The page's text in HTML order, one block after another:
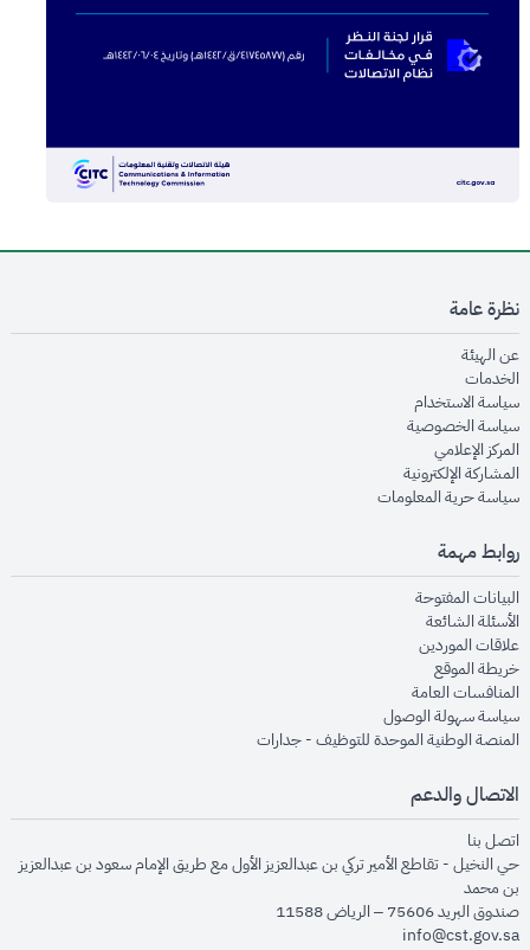
نظرة عامة
عن الهيئةopens in new window
الخدماتopens in new window
سياسة الاستخدام
سياسة الخصوصيةopens in new window
المركز الإعلاميopens in new window
المشاركة الإلكترونيةopens in new window
سياسة حرية المعلوماتopens in new window
روابط مهمة
البيانات المفتوحةopens in new window
الأسئلة الشائعةopens in new window
علاقات الموردينopens in new window
خريطة الموقعopens in new window
المنافسات العامةopens in new window
سياسة سهولة الوصولopens in new window
المنصة الوطنية الموحدة للتوظيف - جداراتopens in new window
الاتصال والدعم
اتصل بنا
حي النخيل - تقاطع الأمير تركي بن عبدالعزيز الأول مع طريق الإمام سعود بن عبدالعزيز
بن محمد
صندوق البريد 75606 – الرياض 11588
info@cst.gov.sa